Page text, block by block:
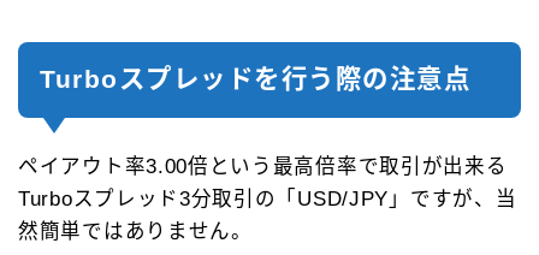
Turboスプレッドを行う際の注意点
ペイアウト率3.00倍という最高倍率で取引が出来る
Turboスプレッド3分取引の「USD/JPY」ですが、当
然簡単ではありません。